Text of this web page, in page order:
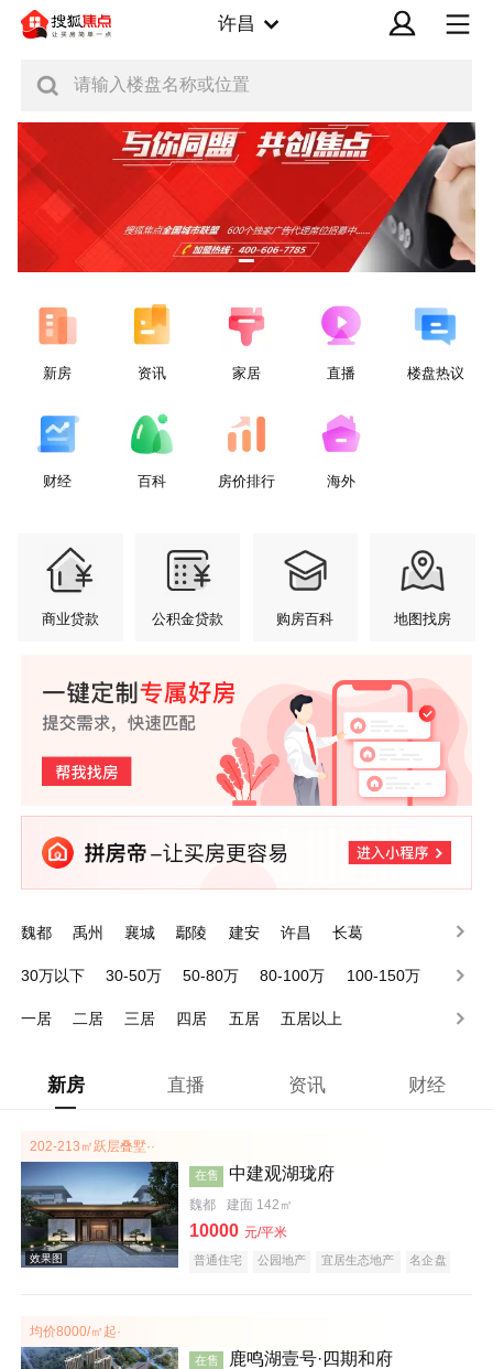
许昌
请输入楼盘名称或位置
新房 资讯 家居 直播 楼盘热议
财经 百科 房价排行 海外
商业贷款 公积金贷款 购房百科 地图找房
魏都 禹州 襄城 鄢陵 建安 许昌 长葛
30万以下 30-50万 50-80万 80-100万
100-150万
一居
二居 三居 四居 五居 五居以上
新房 直播 资讯 财经
202-213㎡跃层叠墅··
在售 中建观湖珑府
魏都 建面 142㎡
10000 元/平米
普通住宅 公园地产 宜居生态地产 名企盘
均价8000/㎡起·
在售 鹿鸣湖壹号·四期和府